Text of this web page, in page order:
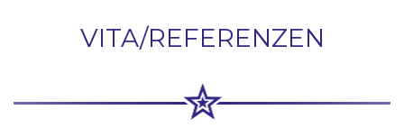
VITA/REFERENZEN